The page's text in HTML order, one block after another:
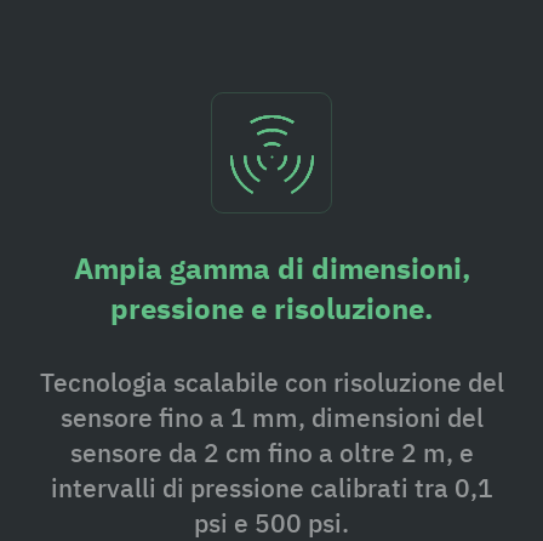
Ampia gamma di dimensioni,
pressione e risoluzione.
Tecnologia scalabile con risoluzione del
sensore fino a 1 mm, dimensioni del
sensore da 2 cm fino a oltre 2 m, e
intervalli di pressione calibrati tra 0,1
psi e 500 psi.